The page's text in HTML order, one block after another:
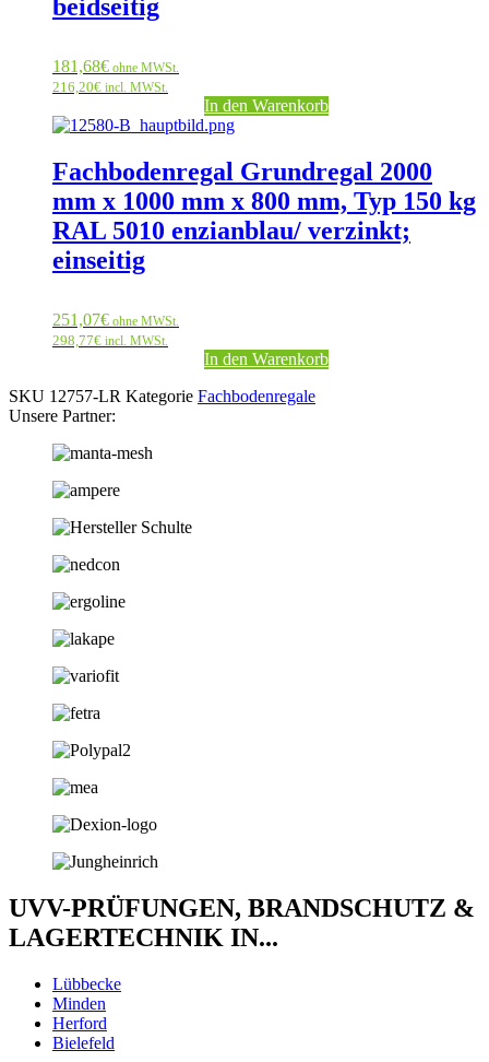
beidseitig
181,68€ ohne MWSt.
216,20€ incl. MWSt.
In den Warenkorb
Fachbodenregal Grundregal 2000
mm x 1000 mm x 800 mm, Typ 150 kg
RAL 5010 enzianblau/ verzinkt;
einseitig
251,07€ ohne MWSt.
298,77€ incl. MWSt.
In den Warenkorb
SKU 12757-LR Kategorie Fachbodenregale
Unsere Partner:
UVV-PRÜFUNGEN, BRANDSCHUTZ &
LAGERTECHNIK IN...
Lübbecke
Minden
Herford
Bielefeld